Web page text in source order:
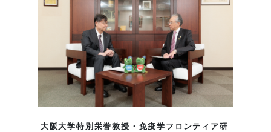
大阪大学特別栄誉教授・免疫学フロンティア研